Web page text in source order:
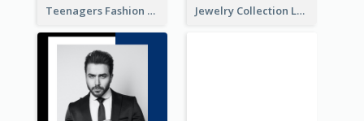
Teenagers Fashion Lookbook Jewelry Collection Lookbook